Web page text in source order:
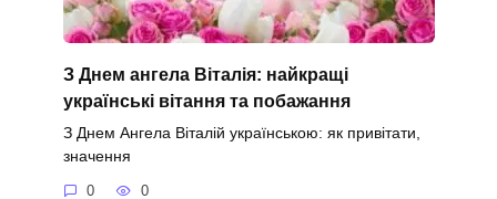
З Днем ангела Віталія: найкращі
українські вітання та побажання
З Днем Ангела Віталій українською: як привітати,
значення
0 0